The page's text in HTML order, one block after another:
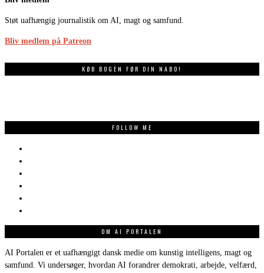
Støt uafhængig journalistik om AI, magt og samfund.
Bliv medlem på Patreon
KØB BOGEN FØR DIN NABO!
FOLLOW ME
OM AI PORTALEN
AI Portalen er et uafhængigt dansk medie om kunstig intelligens, magt og
samfund. Vi undersøger, hvordan AI forandrer demokrati, arbejde, velfærd,